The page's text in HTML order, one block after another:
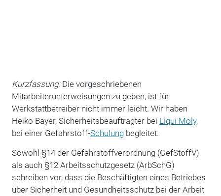
Kurzfassung: Die vorgeschriebenen
Mitarbeiterunterweisungen zu geben, ist für
Werkstattbetreiber nicht immer leicht. Wir haben
Heiko Bayer, Sicherheitsbeauftragter bei Liqui Moly,
bei einer Gefahrstoff-Schulungbegleitet.
Sowohl §14 der Gefahrstoffverordnung (GefStoffV)
als auch §12 Arbeitsschutzgesetz (ArbSchG)
schreiben vor, dass die Beschäftigten eines Betriebes
über Sicherheit und Gesundheitsschutz bei der Arbeit